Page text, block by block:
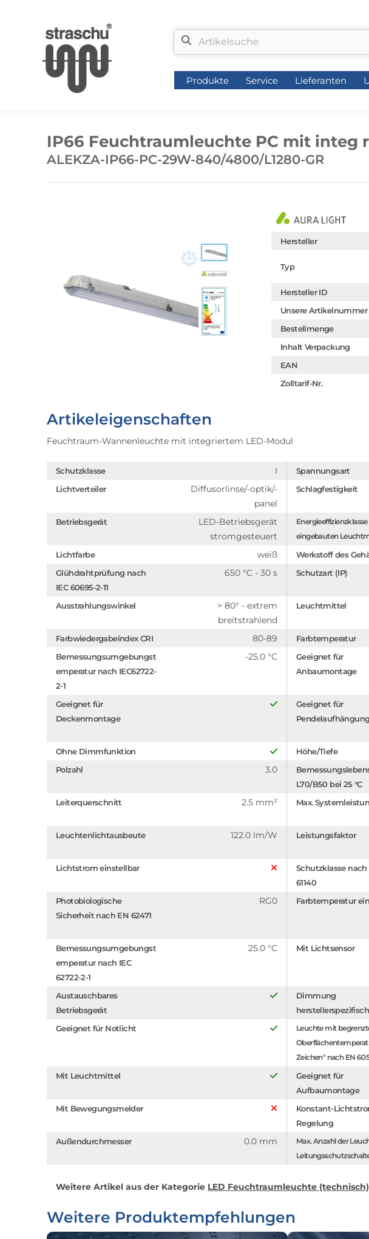
Produkte Service Lieferanten
IP66 Feuchtraumleuchte PC mit integ
ALEKZA-IP66-PC-29W-840/4800/L1280-GR
Hersteller
Typ
Hersteller ID
Unsere Artikelnummer
Bestellmenge
Inhalt Verpackung
EAN
Zolltarif-Nr.
Artikeleigenschaften
Feuchtraum-Wannenleuchte mit integriertem LED-Modul
Schutzklasse I Spannungsart
Lichtverteiler
Diffusorlinse/-optik/-
panel
Schlagfestigkeit
Betriebsgerät
LED-Betriebsgerät
stromgesteuert
eingebauten
Lichtfarbe weiß Werkstoff des
Glühdrahtprüfung nach
IEC 60695-2-11
650 °C - 30 s Schutzart (IP)
Ausstrahlungswinkel
> 80° - extrem
breitstrahlend
Leuchtmittel
Farbwiedergabeindex CRI 80-89 Farbtemperatur
Bemessungsumgebungst
emperatur nach IEC62722-
2-1
-25.0 °C
Geeignet für
Anbaumontage
Geeignet für
Deckenmontage
Geeignet für
Pendelaufhängung
Ohne Dimmfunktion Höhe/Tiefe
Polzahl 3.0
L70/B50 bei 25 °C
Leiterquerschnitt 2.5 mm² Max.
Leuchtenlichtausbeute 122.0 lm/W Leistungsfaktor
Lichtstrom einstellbar
Schutzklasse nach
61140
Photobiologische
Sicherheit nach EN 62471
RG0 Farbtemperatur
Bemessungsumgebungst
emperatur nach IEC
62722-2-1
25.0 °C Mit Lichtsensor
Austauschbares
Betriebsgerät
Dimmung
herstellerspezifisch
Geeignet für Notlicht
Leuchte mit
Zeichen" nach EN
Mit Leuchtmittel
Geeignet für
Aufbaumontage
Mit Bewegungsmelder
Konstant-
Regelung
Außendurchmesser 0.0 mm
Max. Anzahl der
Weitere Artikel aus der Kategorie LED Feuchtraumleuchte (technisch)
Weitere Produktempfehlungen
Produkte Service Lieferanten